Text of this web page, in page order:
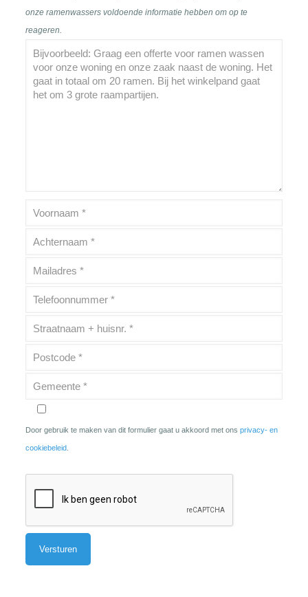
onze ramenwassers voldoende informatie hebben om op te
reageren.
Door gebruik te maken van dit formulier gaat u akkoord met ons privacy- en
cookiebeleid.